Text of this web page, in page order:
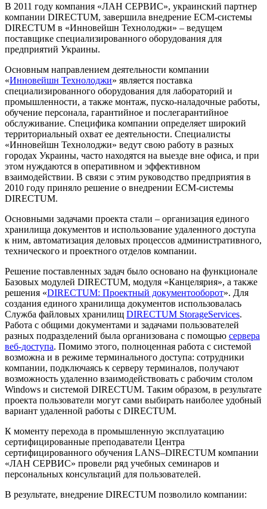
В 2011 году компания «ЛАН СЕРВИС», украинский партнер
компании DIRECTUM, завершила внедрение ECM-системы
DIRECTUM в «Инновейшн Технолоджи» – ведущем
поставщике специализированного оборудования для
предприятий Украины.
Основным направлением деятельности компании
«Инновейшн Технолоджи» является поставка
специализированного оборудования для лабораторий и
промышленности, а также монтаж, пуско-наладочные работы,
обучение персонала, гарантийное и послегарантийное
обслуживание. Специфика компании определяет широкий
территориальный охват ее деятельности. Специалисты
«Инновейшн Технолоджи» ведут свою работу в разных
городах Украины, часто находятся на выезде вне офиса, и при
этом нуждаются в оперативном и эффективном
взаимодействии. В связи с этим руководство предприятия в
2010 году приняло решение о внедрении ECM-системы
DIRECTUM.
Основными задачами проекта стали – организация единого
хранилища документов и использование удаленного доступа
к ним, автоматизация деловых процессов административного,
технического и проектного отделов компании.
Решение поставленных задач было основано на функционале
Базовых модулей DIRECTUM, модуля «Канцелярия», а также
решения «DIRECTUM: Проектный документооборот». Для
создания единого хранилища документов использовалась
Служба файловых хранилищ DIRECTUM StorageServices.
Работа с общими документами и задачами пользователей
разных подразделений была организована с помощью сервера
веб-доступа. Помимо этого, полноценная работа с системой
возможна и в режиме терминального доступа: сотрудники
компании, подключаясь к серверу терминалов, получают
возможность удаленно взаимодействовать с рабочим столом
Windows и системой DIRECTUM. Таким образом, в результате
проекта пользователи могут сами выбирать наиболее удобный
вариант удаленной работы с DIRECTUM.
К моменту перехода в промышленную эксплуатацию
сертифицированные преподаватели Центра
сертифицированного обучения LANS–DIRECTUM компании
«ЛАН СЕРВИС» провели ряд учебных семинаров и
персональных консультаций для пользователей.
В результате, внедрение DIRECTUM позволило компании: